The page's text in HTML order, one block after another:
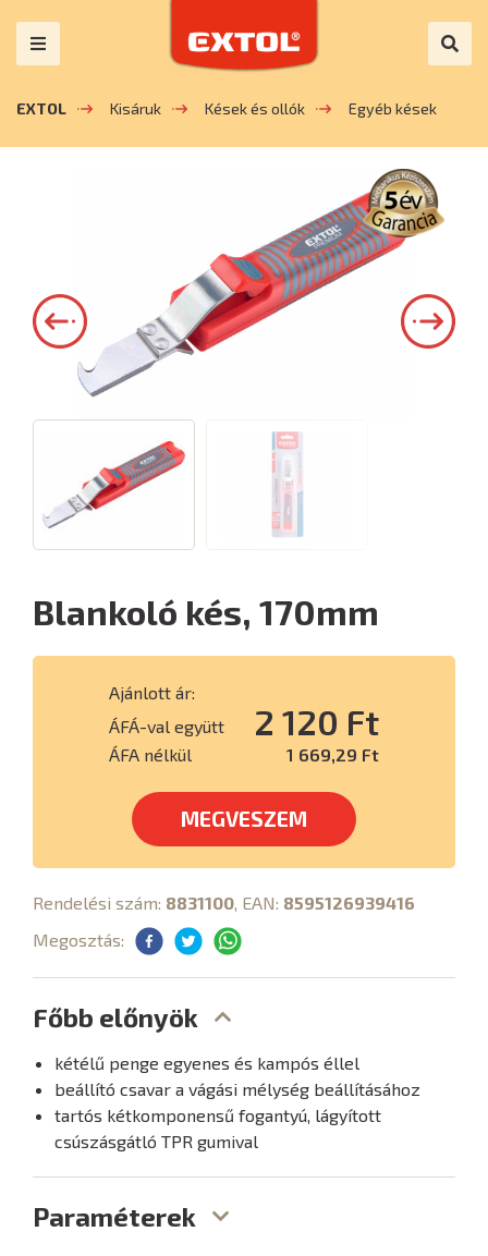
EXTOL Kisáruk Kések és ollók Egyéb kések
Blankoló kés, 170mm
Ajánlott ár:
ÁFÁ-val együtt
2 120 Ft
ÁFA nélkül 1 669,29 Ft
MEGVESZEM
Rendelési szám: 8831100, EAN: 8595126939416
Megosztás:
Főbb előnyök
kétélű penge egyenes és kampós éllel
beállító csavar a vágási mélység beállításához
tartós kétkomponensű fogantyú, lágyított
csúszásgátló TPR gumival
Paraméterek